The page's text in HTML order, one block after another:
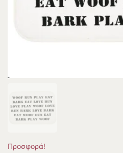
Προσφορά!